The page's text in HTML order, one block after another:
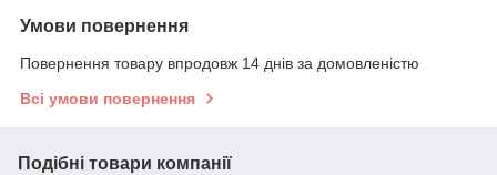
Умови повернення
Повернення товару впродовж 14 днів за домовленістю
Всі умови повернення
Подібні товари компанії